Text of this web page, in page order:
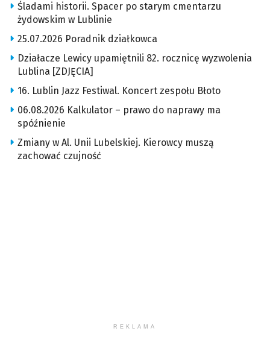
Śladami historii. Spacer po starym cmentarzu
żydowskim w Lublinie
25.07.2026 Poradnik działkowca
Działacze Lewicy upamiętnili 82. rocznicę wyzwolenia
Lublina [ZDJĘCIA]
16. Lublin Jazz Festiwal. Koncert zespołu Błoto
06.08.2026 Kalkulator – prawo do naprawy ma
spóźnienie
Zmiany w Al. Unii Lubelskiej. Kierowcy muszą
zachować czujność
REKLAMA